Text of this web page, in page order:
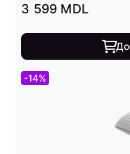
3 599 MDL
-14%